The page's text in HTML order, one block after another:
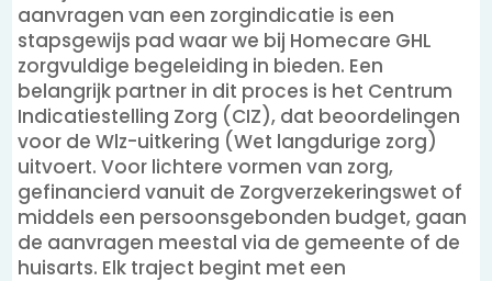
aanvragen van een zorgindicatie is een
stapsgewijs pad waar we bij Homecare GHL
zorgvuldige begeleiding in bieden. Een
belangrijk partner in dit proces is het Centrum
Indicatiestelling Zorg (CIZ), dat beoordelingen
voor de Wlz-uitkering (Wet langdurige zorg)
uitvoert. Voor lichtere vormen van zorg,
gefinancierd vanuit de Zorgverzekeringswet of
middels een persoonsgebonden budget, gaan
de aanvragen meestal via de gemeente of de
huisarts. Elk traject begint met een